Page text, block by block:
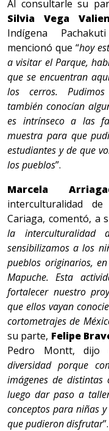
Al consultarle su
Silvia Vega
Indígena
mencionó que “hoy
a visitar el Parque,
que se encuentran
los cerros.
también conocían
es intrínseco a las
muestra para que
estudiantes y de que
los pueblos”.
Marcela
interculturalidad
Cariaga, comentó, a
la
sensibilizamos a los
pueblos originarios,
Mapuche. Esta
fortalecer nuestro
que ellos vayan
cortometrajes de
su parte, Felipe
Pedro Montt, dijo
diversidad porque
imágenes de distintas
luego dar paso a
conceptos para niñas
que pudieron disfrutar”.